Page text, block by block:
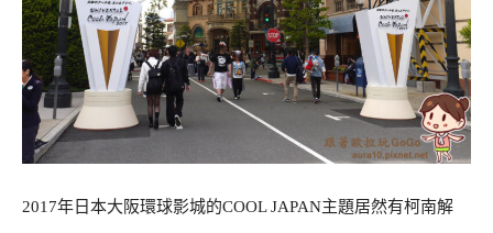
2017年日本大阪環球影城的COOL JAPAN主題居然有柯南解